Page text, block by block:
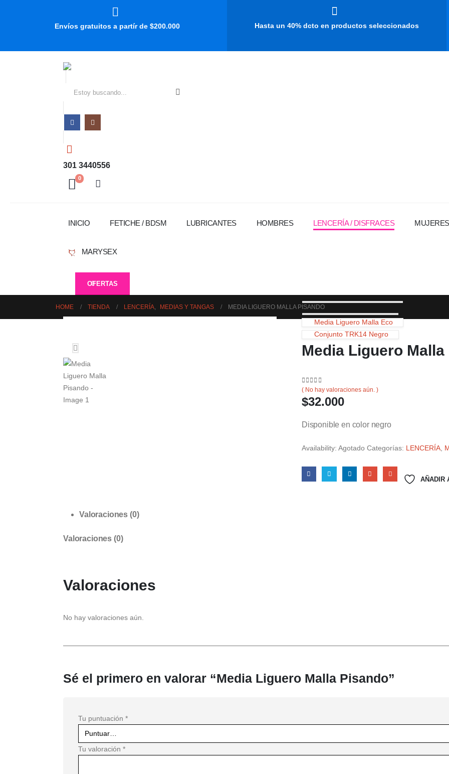
Envíos gratuitos a partír de $200.000 Hasta un 40% dcto en productos seleccionados
301 3440556
0
INICIO FETICHE / BDSM LUBRICANTES HOMBRES LENCERÍA / DISFRACES MUJERES
MARYSEX
OFERTAS
HOME TIENDA LENCERÍA, MEDIAS Y TANGAS MEDIA LIGUERO MALLA PISANDO
Media Liguero Malla Eco
Conjunto TRK14 Negro
Media Liguero
0 out of 5
( No hay valoraciones aún. )
$32.000
Disponible en color negro
Availability: Agotado Categorías: LENCERÍA,
AÑADIR
Valoraciones (0)
Valoraciones (0)
Valoraciones
No hay valoraciones aún.
Sé el primero en valorar “Media Liguero Malla Pisando”
Tu puntuación *
Tu valoración *